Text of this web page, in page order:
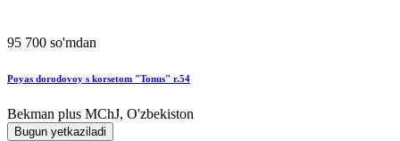
95 700 so'mdan
Poyas dorodovoy s korsetom "Tonus" r.54
Bekman plus MChJ, O'zbekiston
Bugun yetkaziladi